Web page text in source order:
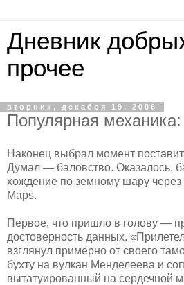
Дневник
прочее
вторник, декабря 19, 2006
Популярная
Наконец выбрал момент
Думал — баловство. Оказалось,
хождение по земному шару через
Maps.
Первое, что пришло в голову —
достоверность данных.
взглянул примерно от своего
бухту на вулкан Менделеева и
вытатуированный на сердечной